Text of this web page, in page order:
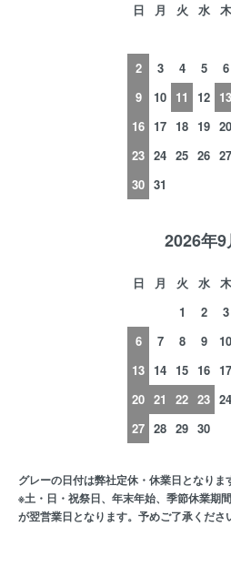
日 月 火 水 木
2
3 4 5 6
9
10 11 12 13
16 17 18 19 20
23 24 25 26 27
30 31
2026年9
日 月 火 水 木
1
2 3
6
7 8 9 10
13 14 15 16 17
20 21 22 23 24
27 28 29 30
グレーの日付は弊社定休・休業日となりま
※土・日・祝祭日、年末年始、季節休業期
が翌営業日となります。予めご了承くださ